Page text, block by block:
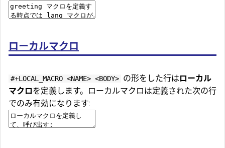
ローカルマクロ
#+LOCAL_MACRO <NAME> <BODY> の形をした行はローカル
マクロを定義します。ローカルマクロは定義された次の行
でのみ有効になります: